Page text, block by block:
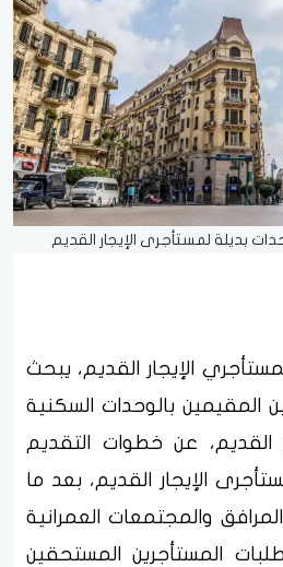
بديلة لمستأجرى الإيجار القديم
الإيجار القديم، يبحث
المقيمين بالوحدات السكنية
القديم، عن خطوات التقديم
الإيجار القديم، بعد ما
والمجتمعات العمرانية
المستأجرين المستحقين